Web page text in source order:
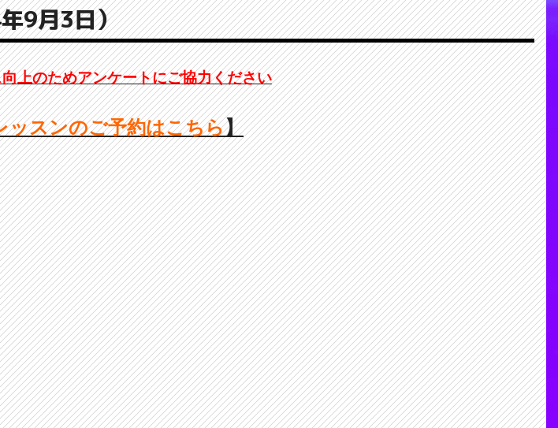
9月3日）
上のためアンケートにご協力ください
ッスンのご予約はこちら】